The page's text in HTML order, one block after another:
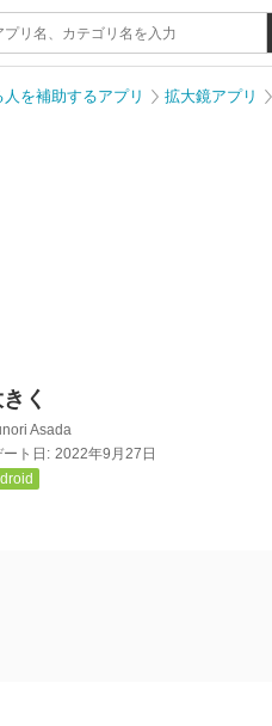
を補助するアプリ 拡大鏡アプリ
く
Asada
ート日: 2022年9月27日